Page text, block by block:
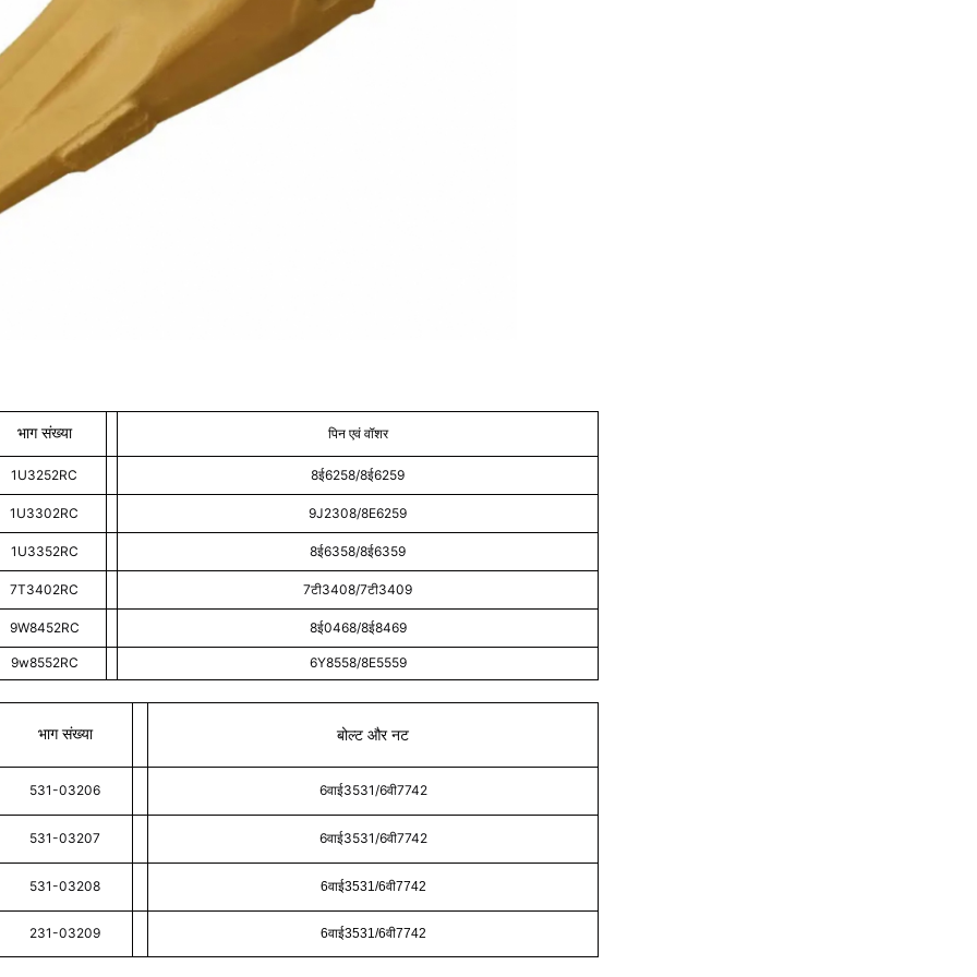
भाग संख्या पिन एवं वॉशर
1U3252RC 8ई6258/8ई6259
1U3302RC 9J2308/8E6259
1U3352RC 8ई6358/8ई6359
7T3402RC 7टी3408/7टी3409
9W8452RC 8ई0468/8ई8469
9w8552RC 6Y8558/8E5559
भाग संख्या बोल्ट और नट
531-03206 6वाई3531/6वी7742
531-03207 6वाई3531/6वी7742
531-03208 6वाई3531/6वी7742
231-03209 6वाई3531/6वी7742